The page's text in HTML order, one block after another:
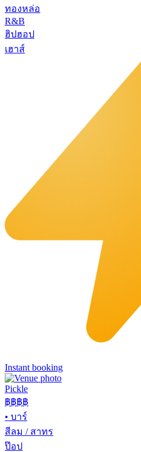
ทองหล่อ
R&B
ฮิปฮอป
เฮาส์
Instant booking
Pickle
฿฿฿฿
• บาร์
สีลม / สาทร
ป๊อป